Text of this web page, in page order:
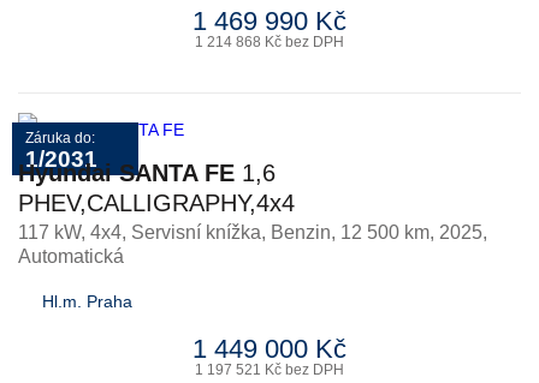
1 469 990 Kč
1 214 868 Kč bez DPH
Záruka do:
1/2031
Hyundai SANTA FE 1,6
PHEV,CALLIGRAPHY,4x4
117 kW, 4x4, Servisní knížka, Benzin, 12 500 km, 2025,
Automatická
Hl.m. Praha
1 449 000 Kč
1 197 521 Kč bez DPH